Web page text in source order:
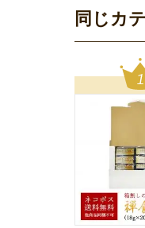
同じカ